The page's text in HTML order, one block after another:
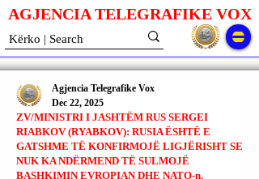
AGJENCIA TELEGRAFIKE VOX
ZV/MINISTRI I JASHTËM RUS SERGEI
RIABKOV (RYABKOV): RUSIA ËSHTË E
GATSHME TË KONFIRMOJË LIGJËRISHT SE
NUK KA NDËRMEND TË SULMOJË
BASHKIMIN EVROPIAN DHE NATO-n.
Agjencia Telegrafike Vox
Dec 22, 2025